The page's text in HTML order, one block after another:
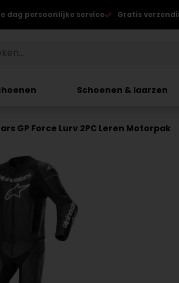
dag persoonlijke service Gratis
Schoenen & laarzen
GP Force Lurv 2PC Leren Motorpak